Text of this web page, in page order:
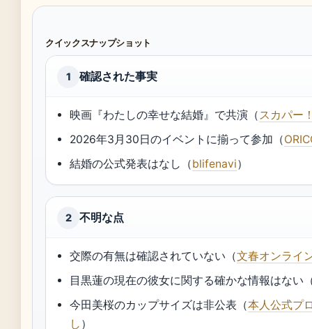
クイックスナップショット
1 確認された事実
映画『わたしの幸せな結婚』で共演（スカパー
2026年3月30日のイベントに揃って参加（
結婚の公式発表はなし（blifenavi）
2 不明な点
交際の有無は確認されていない（文春オンライ
目黒蓮の現在の彼女に関する確かな情報はない
今田美桜のカップサイズは非公表（本人公式プ
し ）